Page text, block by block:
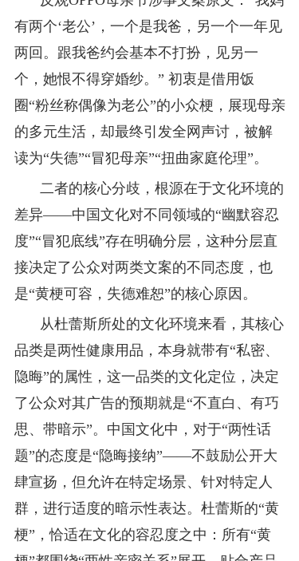
有两个‘老公’，一个是我爸，另一个一年见
两回。跟我爸约会基本不打扮，见另一
个，她恨不得穿婚纱。” 初衷是借用饭
圈“粉丝称偶像为老公”的小众梗，展现母亲
的多元生活，却最终引发全网声讨，被解
读为“失德”“冒犯母亲”“扭曲家庭伦理”。
二者的核心分歧，根源在于文化环境的
差异——中国文化对不同领域的“幽默容忍
度”“冒犯底线”存在明确分层，这种分层直
接决定了公众对两类文案的不同态度，也
是“黄梗可容，失德难恕”的核心原因。
从杜蕾斯所处的文化环境来看，其核心
品类是两性健康用品，本身就带有“私密、
隐晦”的属性，这一品类的文化定位，决定
了公众对其广告的预期就是“不直白、有巧
思、带暗示”。中国文化中，对于“两性话
题”的态度是“隐晦接纳”——不鼓励公开大
肆宣扬，但允许在特定场景、针对特定人
群，进行适度的暗示性表达。杜蕾斯的“黄
梗”，恰适在文化的容忍度之中：所有“黄